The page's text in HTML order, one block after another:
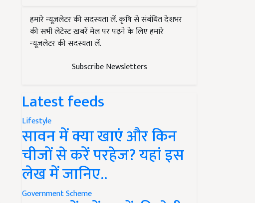
हमारे न्यूज़लेटर की सदस्यता लें. कृषि से संबंधित देशभर
की सभी लेटेस्ट ख़बरें मेल पर पढ़ने के लिए हमारे
न्यूज़लेटर की सदस्यता लें.
Subscribe Newsletters
Latest feeds
Lifestyle
सावन में क्या खाएं और किन
चीजों से करें परहेज? यहां इस
लेख में जानिए..
Government Scheme